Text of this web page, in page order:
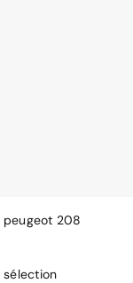
peugeot 208
sélection